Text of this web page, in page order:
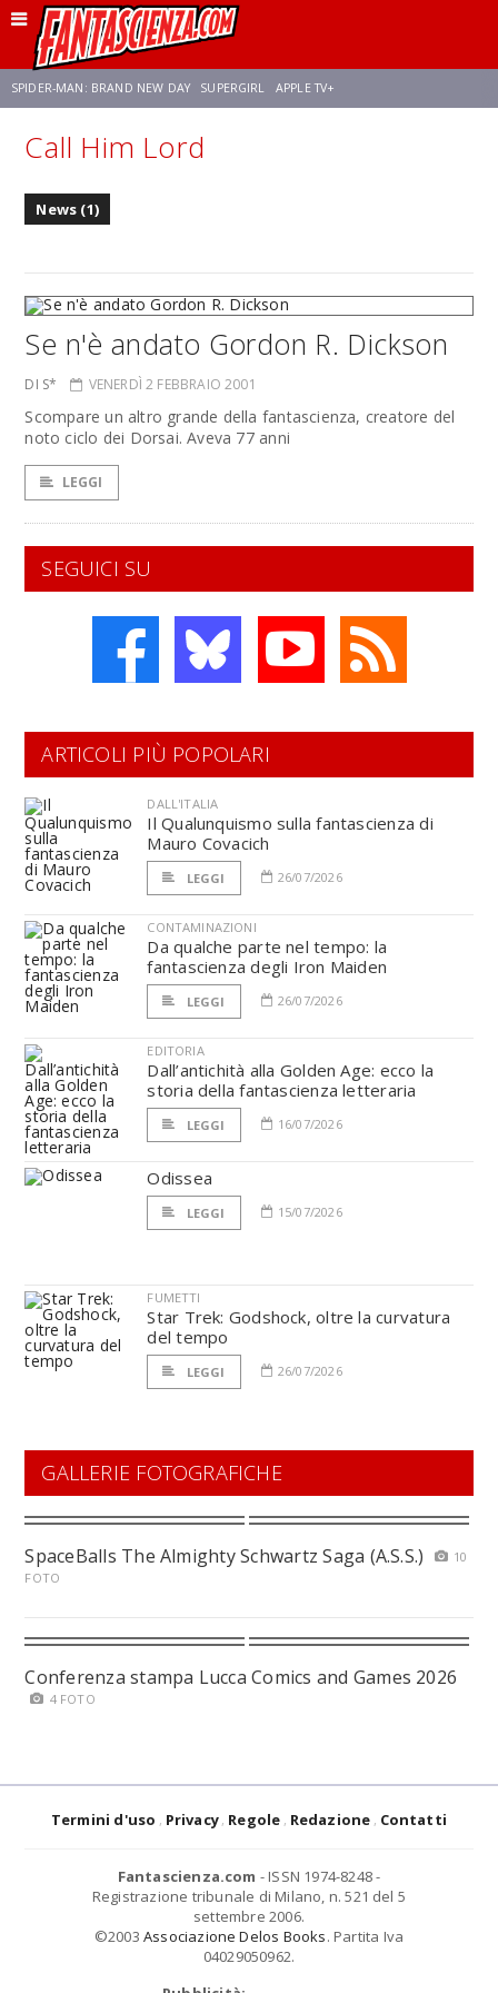
SPIDER-MAN: BRAND NEW DAY SUPERGIRL APPLE TV+
FRANCO RICCIARDIELLO ZENDAYA
Call Him Lord
News (1)
Se n'è andato Gordon R. Dickson
DI S* VENERDÌ 2 FEBBRAIO 2001
Scompare un altro grande della fantascienza, creatore del
noto ciclo dei Dorsai. Aveva 77 anni
LEGGI
SEGUICI SU
ARTICOLI PIÙ POPOLARI
DALL'ITALIA
Il Qualunquismo sulla fantascienza di
Mauro Covacich
LEGGI 26/07/2026
CONTAMINAZIONI
Da qualche parte nel tempo: la
fantascienza degli Iron Maiden
LEGGI 26/07/2026
EDITORIA
Dall’antichità alla Golden Age: ecco la
storia della fantascienza letteraria
LEGGI 16/07/2026
Odissea
LEGGI 15/07/2026
FUMETTI
Star Trek: Godshock, oltre la curvatura
del tempo
LEGGI 26/07/2026
GALLERIE FOTOGRAFICHE
SpaceBalls The Almighty Schwartz Saga (A.S.S.)
10
FOTO
Conferenza stampa Lucca Comics and Games 2026
4 FOTO
Termini d'uso Privacy Regole Redazione Contatti
Fantascienza.com - ISSN 1974-8248 -
Registrazione tribunale di Milano, n. 521 del 5
settembre 2006.
©2003 Associazione Delos Books. Partita Iva
04029050962.